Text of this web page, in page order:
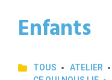
Enfants
TOUS ATELIER